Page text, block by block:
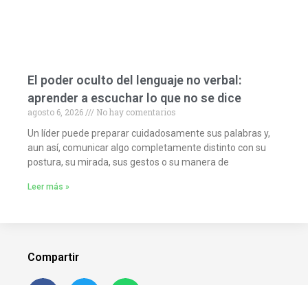
El poder oculto del lenguaje no verbal:
aprender a escuchar lo que no se dice
agosto 6, 2026
No hay comentarios
Un líder puede preparar cuidadosamente sus palabras y,
aun así, comunicar algo completamente distinto con su
postura, su mirada, sus gestos o su manera de
Leer más »
Compartir